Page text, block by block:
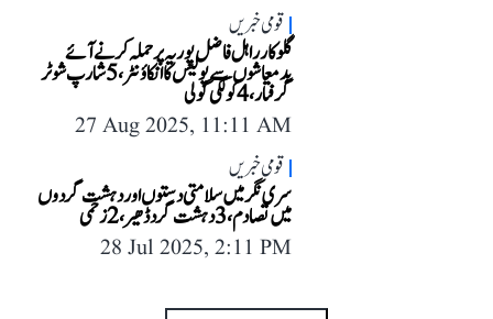
قومی خبریں
گلوکار راہل فاضل پوریہ پر حملہ کرنے آئے
بدمعاشوں سے پولیس کا انکاؤنٹر، 5 شارپ شوٹر
گرفتار، 4 کو لگی گولی
27 Aug 2025, 11:11 AM
قومی خبریں
سری نگر میں سلامتی دستوں اور دہشت گردوں
میں تصادم، 3 دہشت گرد ڈھیر، 2 زخمی
28 Jul 2025, 2:11 PM